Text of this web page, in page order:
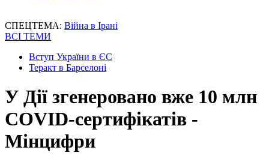
СПЕЦТЕМА: Війна в Ірані
ВСІ ТЕМИ
Вступ України в ЄС
Теракт в Барселоні
У Дії згенеровано вже 10 млн
СOVID-сертифікатів -
Мінцифри